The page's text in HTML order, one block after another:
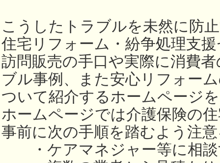
こうしたトラブルを未然に防
住宅リフォーム・紛争処理支
訪問販売の手口や実際に消費
ブル事例、また安心リフォー
ついて紹介するホームページ
ホームページでは介護保険の
事前に次の手順を踏むよう注
・ケアマネジャー等に相談